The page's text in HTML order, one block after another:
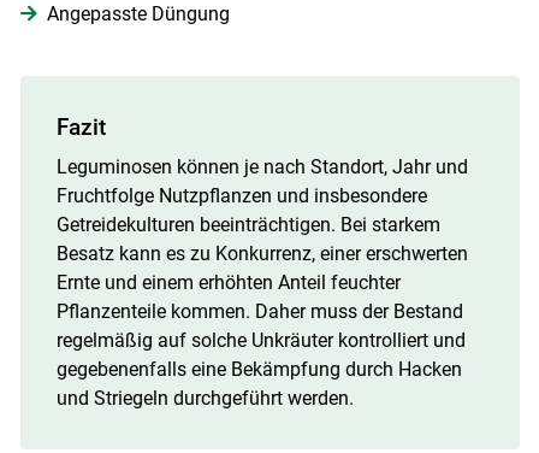
Angepasste Düngung
Fazit
Leguminosen können je nach Standort, Jahr und
Fruchtfolge Nutzpflanzen und insbesondere
Getreidekulturen beeinträchtigen. Bei starkem
Besatz kann es zu Konkurrenz, einer erschwerten
Ernte und einem erhöhten Anteil feuchter
Pflanzenteile kommen. Daher muss der Bestand
regelmäßig auf solche Unkräuter kontrolliert und
gegebenenfalls eine Bekämpfung durch Hacken
und Striegeln durchgeführt werden.